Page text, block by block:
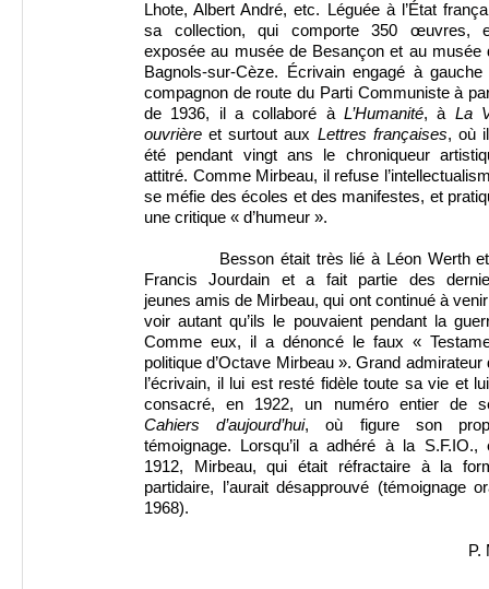
Lhote, Albert André, etc. Léguée à l’État
sa collection, qui comporte 350 œuvres,
exposée au musée de Besançon et au musée
Bagnols-sur-Cèze. Écrivain engagé à gauche
compagnon de route du Parti Communiste à
de 1936, il a collaboré à L’Humanité, à La
ouvrière et surtout aux Lettres françaises, où
été pendant vingt ans le chroniqueur
attitré. Comme Mirbeau, il refuse
se méfie des écoles et des manifestes, et
une critique « d’humeur ».
Besson était très lié à Léon Werth
Francis Jourdain et a fait partie des
jeunes amis de Mirbeau, qui ont continué à
voir autant qu’ils le pouvaient pendant la
Comme eux, il a dénoncé le faux «
politique d’Octave Mirbeau ». Grand admirateur
l’écrivain, il lui est resté fidèle toute sa vie et
consacré, en 1922, un numéro entier de
Cahiers d’aujourd’hui, où figure son
témoignage. Lorsqu’il a adhéré à la S.F.IO.,
1912, Mirbeau, qui était réfractaire à la
partidaire, l’aurait désapprouvé (témoignage
1968).
P.